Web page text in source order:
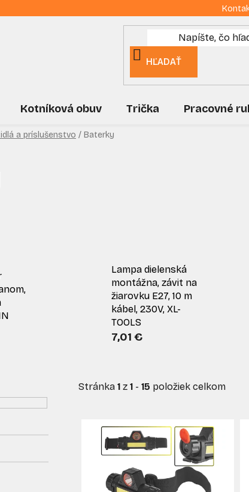
HĽADAŤ
Kotníková obuv Trička Pracovné
a príslušenstvo / Baterky
Lampa dielenská
montážna, závit na
žiarovku E27, 10 m
kábel, 230V, XL-
TOOLS
7,01 €
Stránka 1 z 1 - 15 položiek celkom